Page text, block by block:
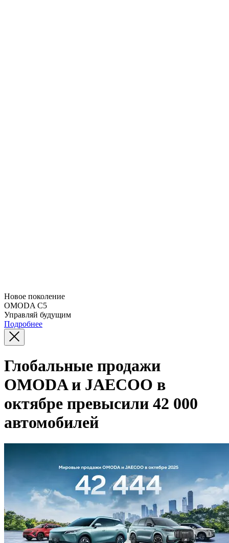
Новое поколение
OMODA C5
Управляй будущим
Подробнее
Глобальные продажи
OMODA и JAECOO в
октябре превысили 42 000
автомобилей